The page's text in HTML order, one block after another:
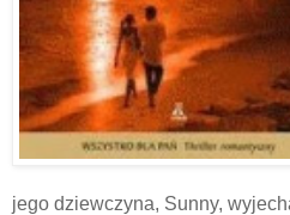
jego dziewczyna, Sunny,